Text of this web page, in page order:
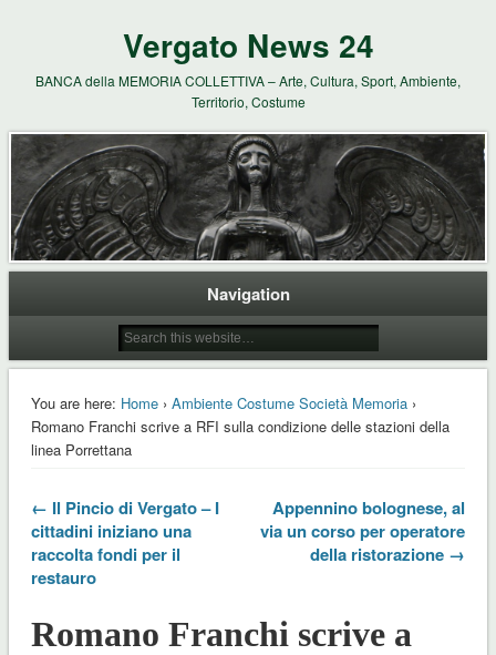
Vergato News 24
BANCA della MEMORIA COLLETTIVA – Arte, Cultura, Sport, Ambiente,
Territorio, Costume
Navigation
You are here: Home› Ambiente Costume Società Memoria›
Romano Franchi scrive a RFI sulla condizione delle stazioni della
linea Porrettana
← Il Pincio di Vergato – I
cittadini iniziano una
raccolta fondi per il
restauro
Appennino bolognese, al
via un corso per operatore
della ristorazione →
Romano Franchi scrive a